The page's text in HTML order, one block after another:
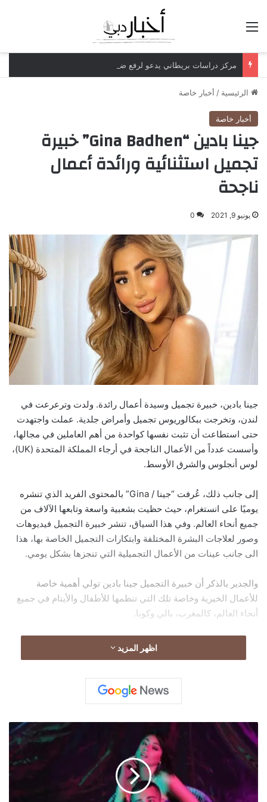
مركز دراسات بريطاني يدعو لرفع ضريبة الدخل إلى 52%
الرئيسية / أخبار خاصة
أخبار خاصة
جينا بادين “Gina Badhen” خبيرة
تجميل استثنائية ورائدة أعمال
ناجحة
يونيو 9, 2021 0
جينا بادين، خبيرة تجميل وسيدة أعمال رائدة. ولدت وترعرعت في
لندن، وتخرجت ببكالوريوس تجميل وأمراض جلدية. عملت واجتهدت
حتى استطاعت أن تثبت نفسها كواحدة من أهم العاملين في مجالها،
وأسست عدداً من الأعمال الناجحة في أرجاء المملكة المتحدة (UK)،
لوس أنجلوس والشرق الأوسط.
إلى جانب ذلك، عُرفت “جينا / Gina” بالمحتوى الفريد الذي تنشره
يوميًا على انستغرام، حيث حظيت بشعبية واسعة وتابعها الآلاف من
جميع أنحاء العالم. وفي هذا السياق، تنشر خبيرة التجميل فيديوهات
وصور لعلاجات البشرة المختلفة وابتكارات التجميل الخاصة بها، هذا
الى جانب عينات من الأعمال التجميلية التي تنجزها بشكل يومي.
والجدير بالذكر أن خبيرة التجميل جينا بادين تولي أهمية خاصة
للأعمال الخيرية وخاصة تلك التي تنظمها للأطفال والأيتام في جميع
أنحاء العالم، كالمغرب، بالي وكوبا.
على الإنستغرام:
utm_medium=copy_link
main
اظهر المزيد
ل
ن
ن